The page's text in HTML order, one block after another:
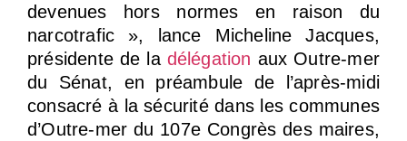
devenues hors normes en raison du
narcotrafic », lance Micheline Jacques,
présidente de la délégation aux Outre-mer
du Sénat, en préambule de l’après-midi
consacré à la sécurité dans les communes
d’Outre-mer du 107e Congrès des maires,